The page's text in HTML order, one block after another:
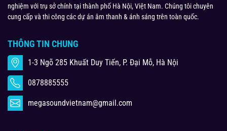
nghiệm với trụ sở chính tại thành phố Hà Nội, Việt Nam. Chúng tôi chuyên
cung cấp và thi công các dự án âm thanh & ánh sáng trên toàn quốc.
THÔNG TIN CHUNG
1-3 Ngõ 285 Khuất Duy Tiến, P. Đại Mỗ, Hà Nội
0878885555
megasoundvietnam@gmail.com